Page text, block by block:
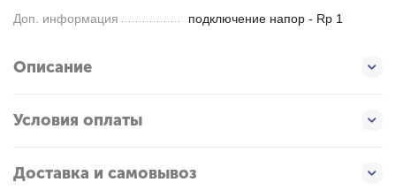
Доп. информация подключение напор - Rp 1
Описание
Условия оплаты
Доставка и самовывоз